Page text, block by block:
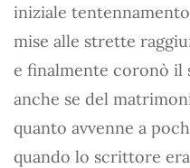
iniziale
mise alle strette
e finalmente coronò il
anche se del
quanto avvenne a
quando lo scrittore